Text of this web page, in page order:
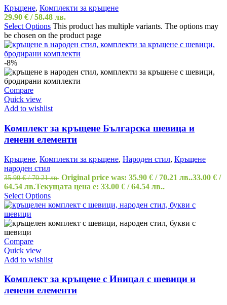
Кръщене, Комплекти за кръщене
29.90 € / 58.48 лв.
Select Options This product has multiple variants. The options may
be chosen on the product page
-8%
Compare
Quick view
Add to wishlist
Комплект за кръщене Българска шевица и
ленени елементи
Кръщене, Комплекти за кръщене, Народен стил, Кръщене
народен стил
35.90€ / 70.21 лв. Original price was: 35.90 € / 70.21 лв..33.00 € /
64.54 лв.Текущата цена е: 33.00 € / 64.54 лв..
Select Options
Compare
Quick view
Add to wishlist
Комплект за кръщене с Иницал с шевици и
ленени елементи